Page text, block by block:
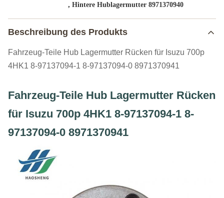
, Hintere Hublagermutter 8971370940
Beschreibung des Produkts
Fahrzeug-Teile Hub Lagermutter Rücken für Isuzu 700p
4HK1 8-97137094-1 8-97137094-0 8971370941
Fahrzeug-Teile Hub Lagermutter Rücken
für Isuzu 700p 4HK1 8-97137094-1 8-
97137094-0 8971370941